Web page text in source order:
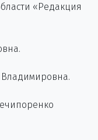
«Редакция